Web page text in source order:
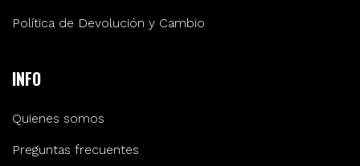
Política de Devolución y Cambio
INFO
Quienes somos
Preguntas frecuentes